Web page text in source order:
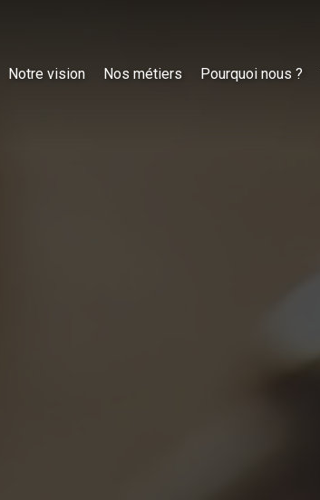
Notre vision Nos métiers Pourquoi nous ?